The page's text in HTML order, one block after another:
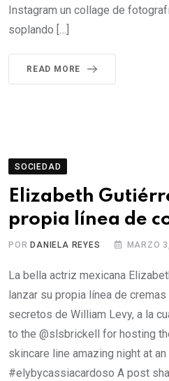
Instagram un collage de
soplando […]
READ MORE
SOCIEDAD
Elizabeth
propia línea de
POR DANIELA REYES MARZO
La bella actriz mexicana
lanzar su propia línea de
secretos de William Levy, a la
to the @slsbrickell for hosting
skincare line amazing night at
#elybycassiacardoso A post